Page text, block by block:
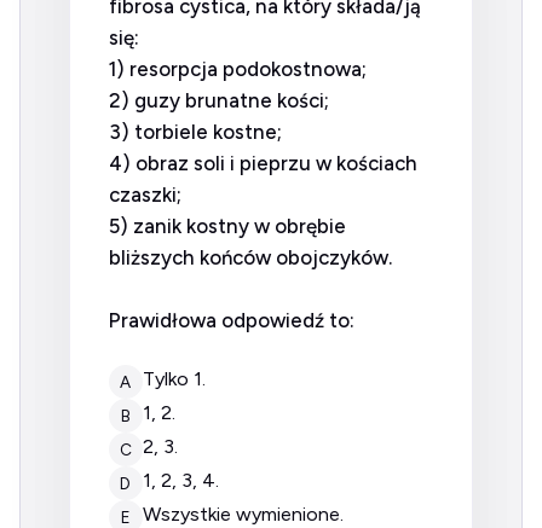
fibrosa cystica, na który składa/ją
się:
1) resorpcja podokostnowa;
2) guzy brunatne kości;
3) torbiele kostne;
4) obraz soli i pieprzu w kościach
czaszki;
5) zanik kostny w obrębie
bliższych końców obojczyków.
Prawidłowa odpowiedź to:
A tylko 1.
B 1, 2.
C 2, 3.
D 1, 2, 3, 4.
E wszystkie wymienione.